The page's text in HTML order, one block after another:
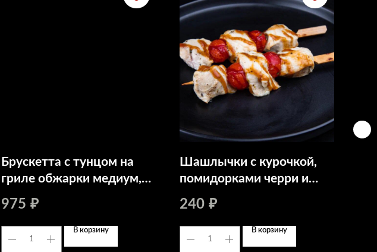
Брускетта с тунцом на
гриле обжарки медиум,
кремом чиз, томатами
черри
975 ₽
В корзину
Шашлычки с курочкой,
помидорками черри и
соусом
240 ₽
В корзину